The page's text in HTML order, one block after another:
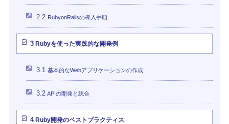
2.2 RubyonRailsの導入手順
3Rubyを使った実践的な開発例
3.1 基本的なWebアプリケーションの作成
3.2 APIの開発と統合
4Ruby開発のベストプラクティス